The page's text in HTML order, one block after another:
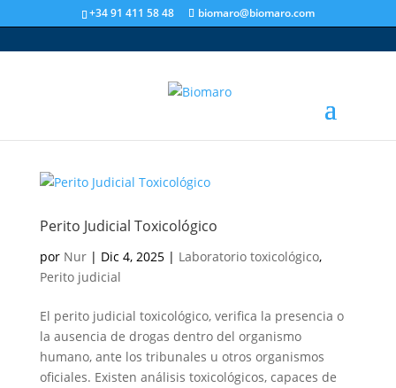
+34 91 411 58 48 biomaro@biomaro.com
Perito Judicial Toxicológico
por Nur| Dic 4, 2025| Laboratorio toxicológico,
Perito judicial
El perito judicial toxicológico, verifica la presencia o
la ausencia de drogas dentro del organismo
humano, ante los tribunales u otros organismos
oficiales. Existen análisis toxicológicos, capaces de